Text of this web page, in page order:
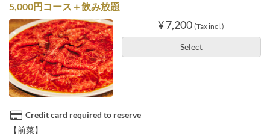
5,000円コース＋飲み放題
¥ 7,200 (Tax incl.)
Select
Credit card required to reserve
【前菜】